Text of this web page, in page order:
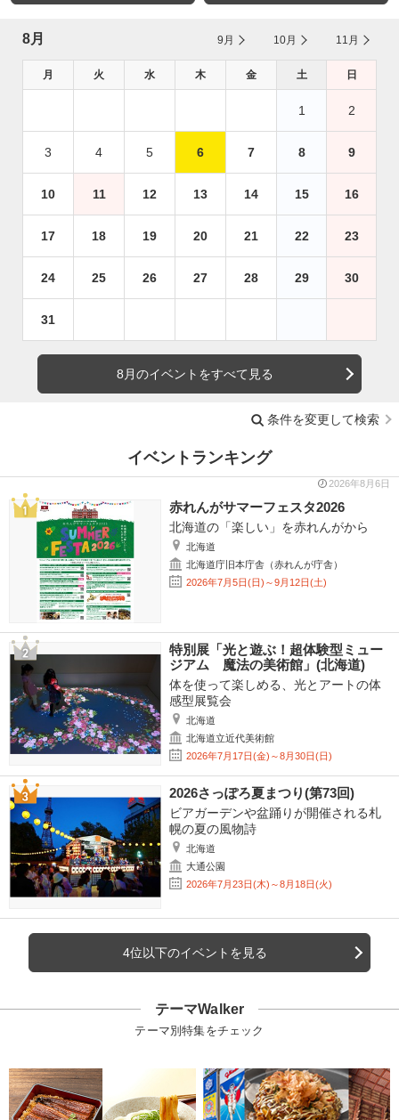
8月 9月 10月 11月
月 火 水 木 金 土 日
1 2
3 4 5 6 7 8 9
10 11 12 13 14 15 16
17 18 19 20 21 22 23
24 25 26 27 28 29 30
31
8月のイベントをすべて見る
条件を変更して検索
イベントランキング
2026年8月6日
赤れんがサマーフェスタ2026
北海道の「楽しい」を赤れんがから
北海道
北海道庁旧本庁舎（赤れんが庁舎）
2026年7月5日(日)～9月12日(土)
特別展「光と遊ぶ！超体験型ミュー
ジアム 魔法の美術館」(北海道)
体を使って楽しめる、光とアートの体
感型展覧会
北海道
北海道立近代美術館
2026年7月17日(金)～8月30日(日)
2026さっぽろ夏まつり(第73回)
ビアガーデンや盆踊りが開催される札
幌の夏の風物詩
北海道
大通公園
2026年7月23日(木)～8月18日(火)
4位以下のイベントを見る
テーマWalker
テーマ別特集をチェック